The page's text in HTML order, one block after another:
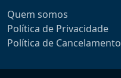
Quem somos
Política de Privacidade
Política de Cancelamento